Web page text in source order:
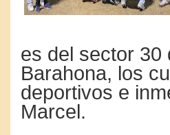
es del sector 30
Barahona, los
deportivos e
Marcel.